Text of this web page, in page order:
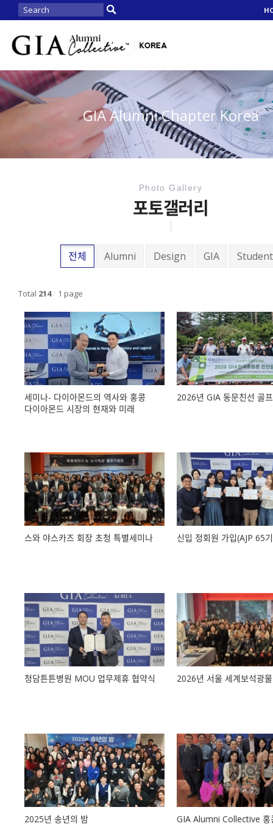
GIA Alumni Chapter Korea
Photo Gallery
포토갤러리
전체 Alumni Design GIA Student
Total 214 / 1 page
세미나- 다이아몬드의 역사와 홍콩
다이아몬드 시장의 현재와 미래
2026년 GIA 동문친선 골
스와 야스카즈 회장 초청 특별세미나 신입 정회원 가입(AJP 65
청담튼튼병원 MOU 업무제휴 협약식 2026년 서울 세계보석광
2025년 송년의 밤 GIA Alumni Collective 홍